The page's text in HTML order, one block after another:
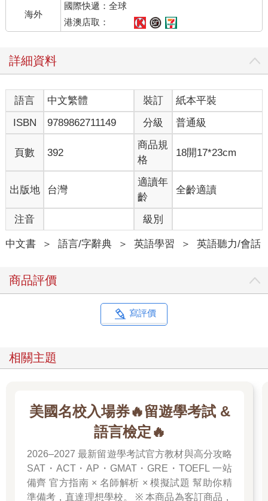
海外
國際快遞：全球
港澳店取：
詳細資料
語言 中文繁體 裝訂
紙本平裝
ISBN
9789862711149 分級 普通級
頁數 392
商品規
格
18開17*23cm
出版地 台灣
適讀年
齡
全齡適讀
注音 級別
中文書 ＞ 語言/字辭典 ＞ 英語學習 ＞ 英語聽力/會話
商品評價
寫評價
相關主題
美國名校入場券🔥留遊學考試 &
語言檢定🔥
2026–2027 最新留遊學考試官方教材與高分攻略
SAT・ACT・AP・GMAT・GRE・TOEFL 一站
備齊 官方指南 × 名師解析 × 模擬試題 幫助你精
準備考，直達理想學校。 ※ 本商品為客訂商品，